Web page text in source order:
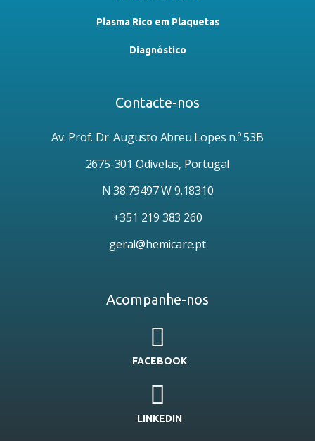
Plasma Rico em Plaquetas
Diagnóstico
Contacte-nos
Av. Prof. Dr. Augusto Abreu Lopes n.º 53B
2675-301 Odivelas, Portugal
N 38.79497 W 9.18310
+351 219 383 260
geral@hemicare.pt
Acompanhe-nos
FACEBOOK
LINKEDIN